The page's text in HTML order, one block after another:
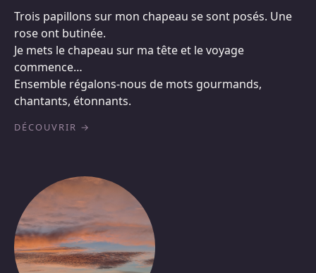
Trois papillons sur mon chapeau se sont posés. Une
rose ont butinée.
Je mets le chapeau sur ma tête et le voyage
commence…
Ensemble régalons-nous de mots gourmands,
chantants, étonnants.
DÉCOUVRIR